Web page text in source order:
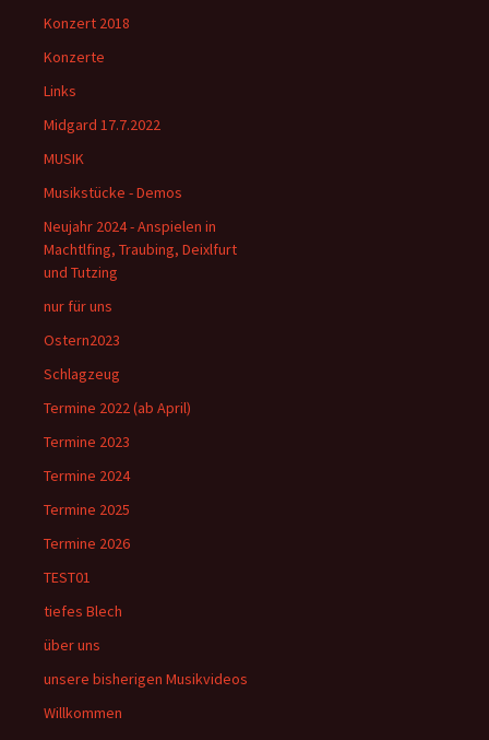
Konzert 2018
Konzerte
Links
Midgard 17.7.2022
MUSIK
Musikstücke - Demos
Neujahr 2024 - Anspielen in
Machtlfing, Traubing, Deixlfurt
und Tutzing
nur für uns
Ostern2023
Schlagzeug
Termine 2022 (ab April)
Termine 2023
Termine 2024
Termine 2025
Termine 2026
TEST01
tiefes Blech
über uns
unsere bisherigen Musikvideos
Willkommen